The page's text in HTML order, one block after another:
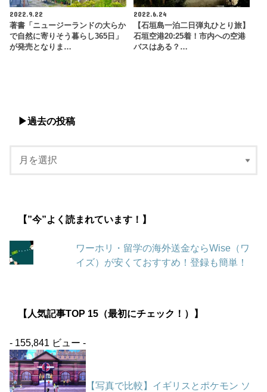
2022.9.22
著書「ニュージーランドの大らか
で自然に寄りそう暮らし365日」
が発売となりま…
2022.6.24
【石垣島一泊二日弾丸ひとり旅】
石垣空港20:25着！市内への空港
バスはある？…
▶︎過去の投稿
【”今”よく読まれています！】
ワーホリ・留学の海外送金ならWise（ワ
イズ）が安くておすすめ！登録も簡単！
【人気記事TOP 15（最初にチェック！）】
- 155,841 ビュー -
【写真で比較】イギリスとポケモン ソ